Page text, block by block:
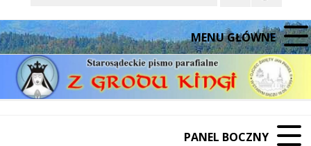
MENU GŁÓWNE
PANEL BOCZNY